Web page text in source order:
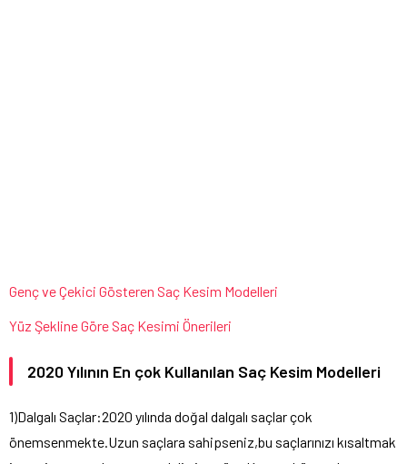
Genç ve Çekici Gösteren Saç Kesim Modelleri
Yüz Şekline Göre Saç Kesimi Önerileri
2020 Yılının En çok Kullanılan Saç Kesim Modelleri
1)Dalgalı Saçlar:2020 yılında doğal dalgalı saçlar çok
önemsenmekte.Uzun saçlara sahipseniz,bu saçlarınızı kısaltmak